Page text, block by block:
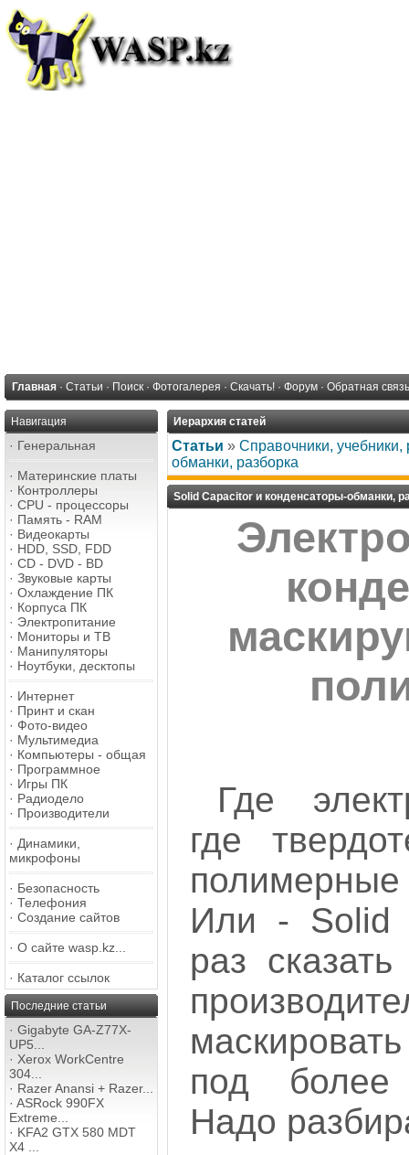
Главная · Статьи · Поиск · Фотогалерея · Скачать! · Форум · Обратная связь
Навигация
· Генеральная
· Материнские платы
· Контроллеры
· CPU - процессоры
· Память - RAM
· Видеокарты
· HDD, SSD, FDD
· CD - DVD - BD
· Звуковые карты
· Охлаждение ПК
· Корпуса ПК
· Электропитание
· Мониторы и ТВ
· Манипуляторы
· Ноутбуки, десктопы
· Интернет
· Принт и скан
· Фото-видео
· Мультимедиа
· Компьютеры - общая
· Программное
· Игры ПК
· Радиодело
· Производители
· Динамики,
микрофоны
· Безопасность
· Телефония
· Создание сайтов
· О сайте wasp.kz...
· Каталог ссылок
Последние статьи
· Gigabyte GA-Z77X-
UP5...
· Xerox WorkCentre
304...
· Razer Anansi + Razer...
· ASRock 990FX
Extreme...
· KFA2 GTX 580 MDT
X4 ...
Иерархия статей
Статьи » Справочники, учебники,
обманки, разборка
Solid Capacitor и конденсаторы-обманки,
Где
где
Или - Solid
раз
под более
Надо